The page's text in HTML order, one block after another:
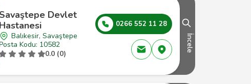
Savaştepe Devlet
Hastanesi
Balıkesir, Savaştepe
Kodu: 10582
0.0 (0)
0266 552 11 28
İncele